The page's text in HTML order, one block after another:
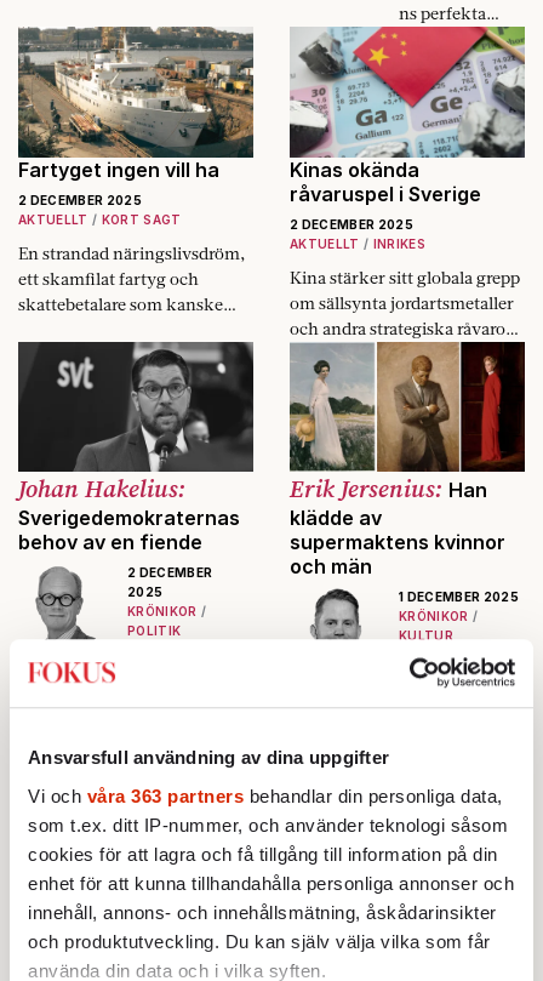
Ansvarsfull användning av dina uppgifter
Vi och våra 363 partners behandlar din personliga data,
som t.ex. ditt IP-nummer, och använder teknologi såsom
cookies för att lagra och få tillgång till information på din
enhet för att kunna tillhandahålla personliga annonser och
innehåll, annons- och innehållsmätning, åskådarinsikter
och produktutveckling. Du kan själv välja vilka som får
använda din data och i vilka syften.
ska inträffa – och planerar för
dem.
ns perfekta
produkt: Noll
moral, maximal
profit, oändlig
återvinning.
Fartyget ingen vill ha
2 DECEMBER 2025
AKTUELLT
KORT SAGT
En strandad näringslivsdröm,
ett skamfilat fartyg och
skattebetalare som kanske
bogsera bort eländet. Vad kan
gå fel?
Kinas okända
råvaruspel i Sverige
2 DECEMBER 2025
AKTUELLT
INRIKES
Kina stärker sitt globala grepp
om sällsynta jordartsmetaller
och andra strategiska råvaror.
Och Sverige finns med i det
geopolitiska spelet.
Johan Hakelius:
Sverigedemokraternas
behov av en fiende
2 DECEMBER
2025
KRÖNIKOR
POLITIK
Public service
partiet
fortfarande är
ett alternativ till
etablissemanget
. Valet av fiende
är logiskt.
Erik Jersenius: Han
klädde av
supermaktens kvinnor
och män
1 DECEMBER 2025
KRÖNIKOR
KULTUR
Med sina
ovanliga
kvinnor och
män och
blottade deras
sårbarhet.
Chile på väg åt höger
efter vänsterns kaos
AKTUELLT
UTRIKES
Torbjörn Elensky: ”Niqab
är ett uttryck för hat”
OPINION